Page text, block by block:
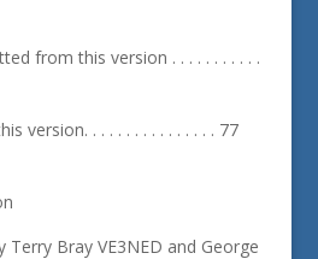
from this version . . . . . . . . . . .
version. . . . . . . . . . . . . . . . 77
Terry Bray VE3NED and George